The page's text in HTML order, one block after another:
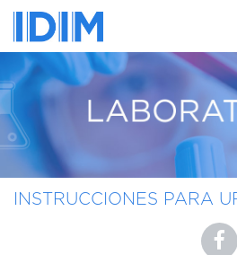
NOSOTROS
EDUCACIÓN
INSTRUCCIONES
PARA
PACIENTES
INSTRUCCIONES PARA